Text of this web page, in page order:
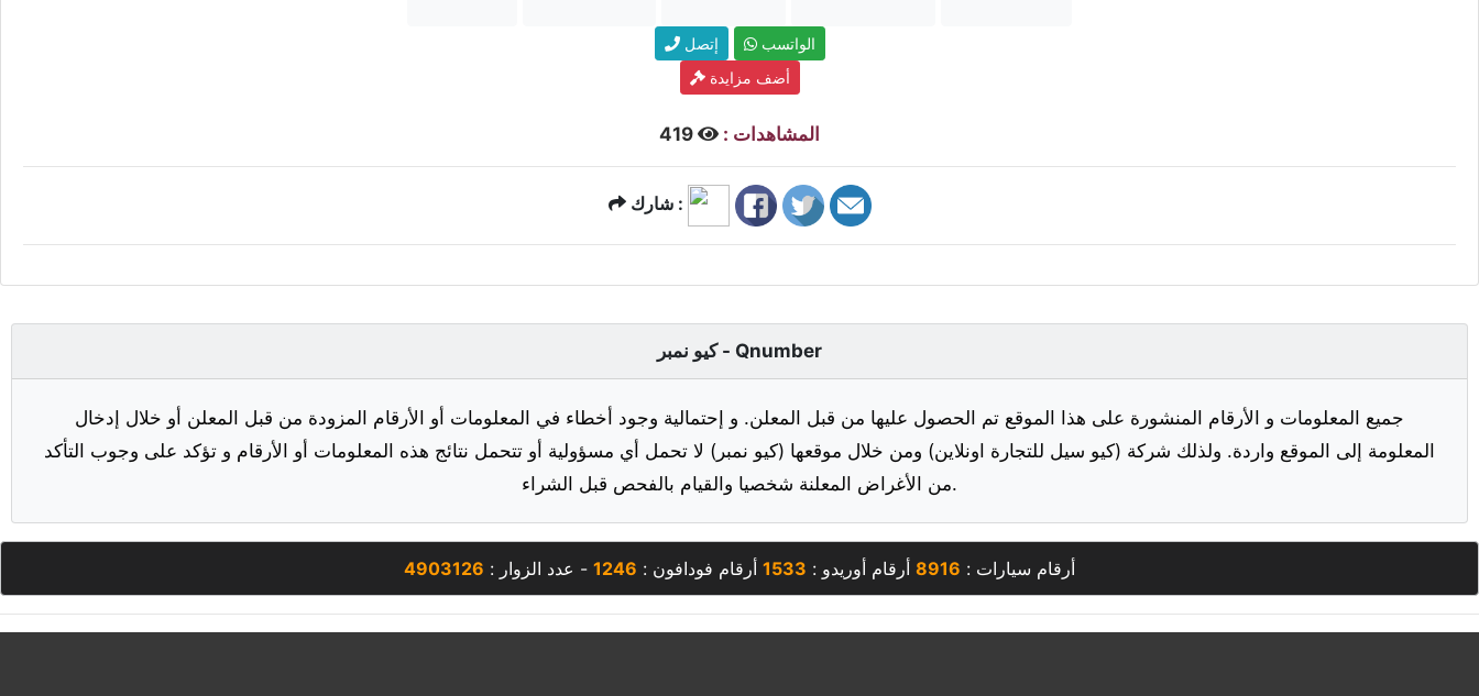
إتصل
الواتسب
أضف مزايدة
المشاهدات :
شارك :
كيو نمبر - Qnumber
جميع المعلومات و الأرقام المنشورة على هذا الموقع تم الحصول عليها من قبل المعلن. و إحتمالية وجود أخطاء في المعلومات أو الأرقام المزودة من قبل المعلن أو خلال إدخال
المعلومة إلى الموقع واردة. ولذلك شركة (كيو سيل للتجارة اونلاين) ومن خلال موقعها (كيو نمبر) لا تحمل أي مسؤولية أو تتحمل نتائج هذه المعلومات أو الأرقام و تؤكد على وجوب التأكد
من الأغراض المعلنة شخصيا والقيام بالفحص قبل الشراء.
أرقام سيارات : 8916 أرقام أوريدو : 1533 أرقام فودافون : 1246 - عدد الزوار : 4903126